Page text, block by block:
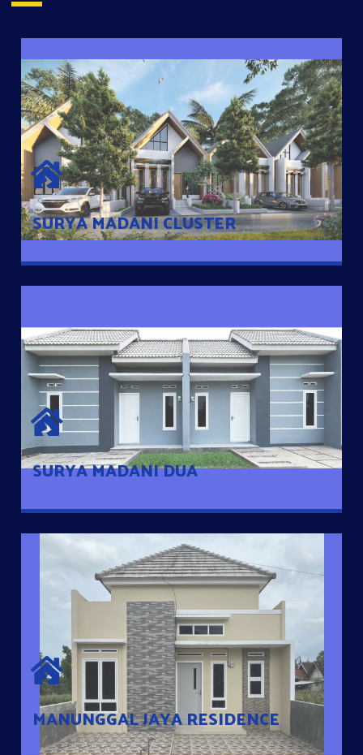
SURYA MADANI CLUSTER
SURYA MADANI CLUSTER
Desain Modern Minimalis dengan Konsep Rumah Pintar
Sehingga Memudahkan Penghuni mengakses rumahnya
dengan Ponsel
SURYA MADANI DUA
SURYA MADANI DUA
Satu-satunya Hunian nyaman dengan harga subsidi hanya 100
jutaan dengan lokasi strategis di Tuban
MANUNGGAL JAYA RESIDENCE
MANUNGGAL JAYA RESIDENCE
Cluster Exclusive dengan one Gate System, terdapat taman
mini dan memiliki jarak 200m dari jalan nasional serta dekat
dengan pusat kota